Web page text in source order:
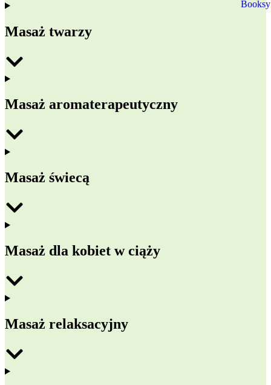
Masaż twarzy
Masaż aromaterapeutyczny
Masaż świecą
Masaż dla kobiet w ciąży
Masaż relaksacyjny